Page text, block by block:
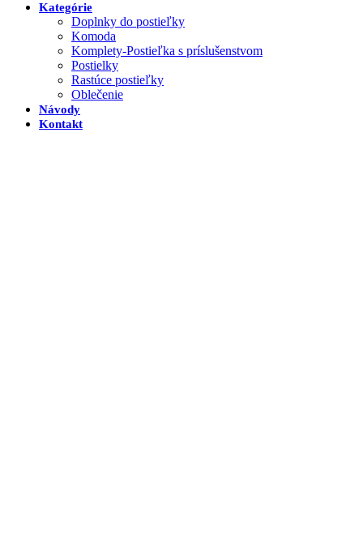
Kategórie
Doplnky do postieľky
Komoda
Komplety-Postieľka s príslušenstvom
Postielky
Rastúce postieľky
Oblečenie
Návody
Kontakt